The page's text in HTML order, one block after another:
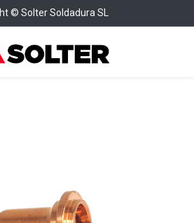
© Solter Soldadura SL